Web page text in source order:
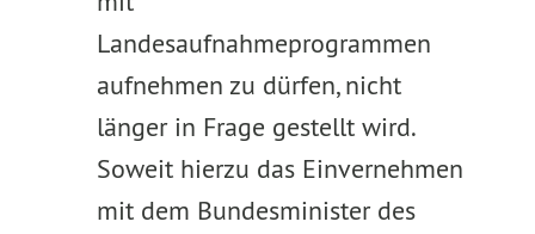
Landesaufnahmeprogrammen
aufnehmen zu dürfen, nicht
länger in Frage gestellt wird.
Soweit hierzu das Einvernehmen
mit dem Bundesminister des